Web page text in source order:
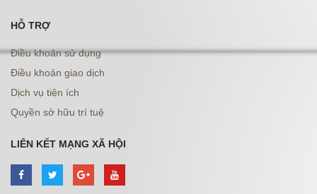
HỖ TRỢ
Điều khoản sử dụng
Điều khoản giao dịch
Dịch vụ tiện ích
Quyền sở hữu trí tuệ
LIÊN KẾT MẠNG XÃ HỘI